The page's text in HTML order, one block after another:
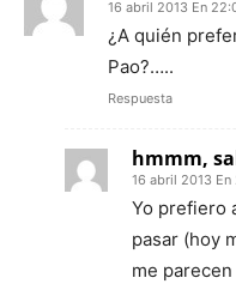
16 abril 2013 En
¿A quién
Pao?…..
Respuesta
hmmm,
16 abril 2013 En
Yo prefiero
pasar (hoy
me